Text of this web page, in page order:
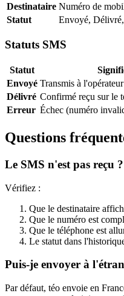
Destinataire Numéro de
Statut
Envoyé,
Statuts SMS
Statut
Envoyé Transmis à l'opérateur
Délivré Confirmé reçu sur le
Erreur Échec (numéro
Questions
Le SMS n'est pas reçu ?
Vérifiez :
Que le destinataire
Que le numéro est
Que le téléphone est
Le statut dans
Puis-je envoyer à
Par défaut, téo envoie en